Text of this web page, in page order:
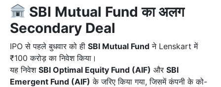
SBI Mutual Fund का अलग
Secondary Deal
IPO से पहले बुधवार को ही SBI Mutual Fund ने Lenskart में
₹100 करोड़ का निवेश किया।
यह निवेश SBI Optimal Equity Fund (AIF) और SBI
Emergent Fund (AIF) के जरिए किया गया, जिसमें कंपनी के को-